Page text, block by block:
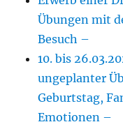
Übungen mit
Besuch –
10. bis
ungeplanter
Geburtstag,
Emotionen –